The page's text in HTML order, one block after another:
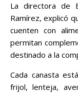
La directora de
Ramírez, explicó
cuenten con
permitan
destinado a la
Cada canasta
frijol, lenteja,